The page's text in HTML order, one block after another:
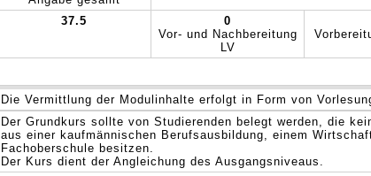
37.5
0
Vor- und Nachbereitung
LV
Die Vermittlung der Modulinhalte erfolgt in Form von
Der Grundkurs sollte von Studierenden belegt werden, die
aus einer kaufmännischen Berufsausbildung, einem
Fachoberschule besitzen.
Der Kurs dient der Angleichung des Ausgangsniveaus.